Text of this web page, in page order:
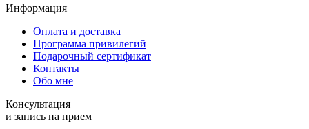
Информация
Оплата и доставка
Программа привилегий
Подарочный сертификат
Контакты
Обо мне
Консультация
и запись на прием